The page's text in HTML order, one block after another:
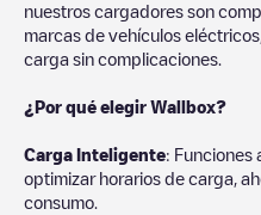
nuestros cargadores son
marcas de vehículos
carga sin complicaciones.
¿Por qué elegir Wallbox?
Carga Inteligente: Funciones
optimizar horarios de carga,
consumo.